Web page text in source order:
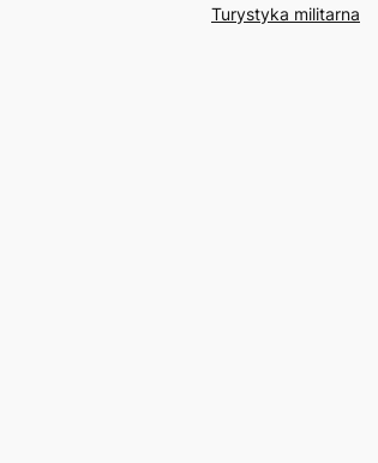
Turystyka militarna